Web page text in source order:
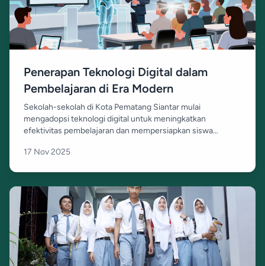
Penerapan Teknologi Digital dalam
Pembelajaran di Era Modern
Sekolah-sekolah di Kota Pematang Siantar mulai
mengadopsi teknologi digital untuk meningkatkan
efektivitas pembelajaran dan mempersiapkan siswa
17 Nov 2025